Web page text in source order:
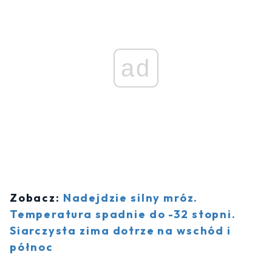
ad
Zobacz: Nadejdzie silny mróz.
Temperatura spadnie do -32 stopni.
Siarczysta zima dotrze na wschód i
północ